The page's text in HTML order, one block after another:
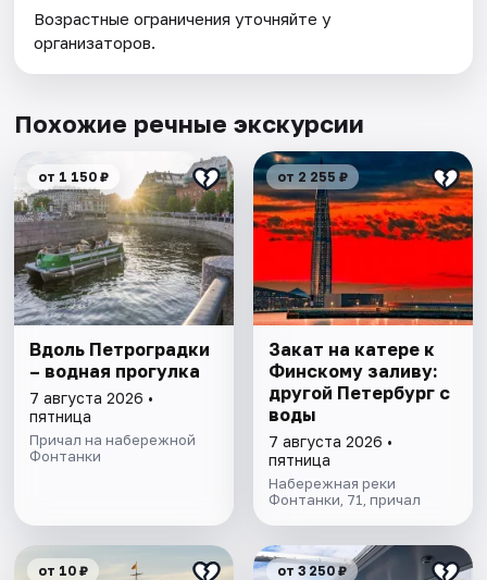
Возрастные ограничения уточняйте у
организаторов.
Похожие речные экскурсии
от 1 150 ₽
Вдоль Петроградки
– водная прогулка
7 августа 2026 •
пятница
Причал на набережной
Фонтанки
от 2 255 ₽
Закат на катере к
Финскому заливу:
другой Петербург с
воды
7 августа 2026 •
пятница
Набережная реки
Фонтанки, 71, причал
от 10 ₽ от 3 250 ₽